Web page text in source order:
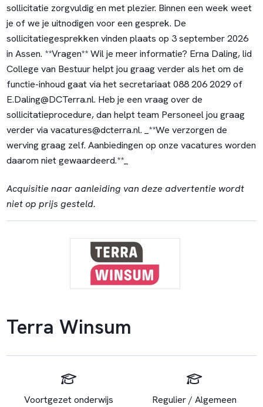
sollicitatie zorgvuldig en met plezier. Binnen een week weet
je of we je uitnodigen voor een gesprek. De
sollicitatiegesprekken vinden plaats op 3 september 2026
in Assen. **Vragen** Wil je meer informatie? Erna Daling, lid
College van Bestuur helpt jou graag verder als het om de
functie-inhoud gaat via het secretariaat 088 206 2029 of
E.Daling@DCTerra.nl. Heb je een vraag over de
sollicitatieprocedure, dan helpt team Personeel jou graag
verder via vacatures@dcterra.nl. _**We verzorgen de
werving graag zelf. Aanbiedingen op onze vacatures worden
daarom niet gewaardeerd.**_
Acquisitie naar aanleiding van deze advertentie wordt
niet op prijs gesteld.
Terra Winsum
Voortgezet onderwijs Regulier / Algemeen